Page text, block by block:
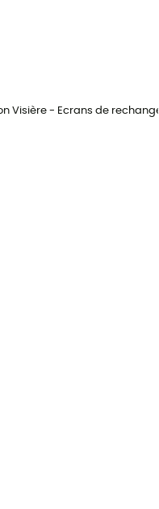
Visière - Ecrans de rechange